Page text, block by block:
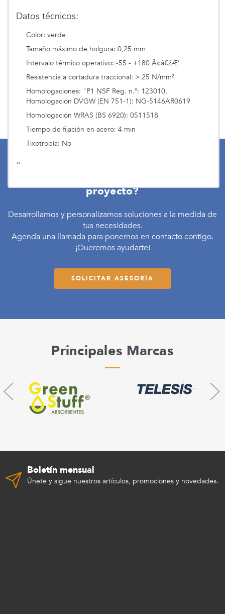
Datos técnicos:
Color: verde
Tamaño máximo de holgura: 0,25 mm
Intervalo térmico operativo: -55 - +180 Ã¢â€žÆ’
Resistencia a cortadura traccional: > 25 N/mm²
Homologaciones: "P1 NSF Reg. n.º: 123010,
Homologación DVGW (EN 751-1): NG-5146AR0619
Homologación WRAS (BS 6920): 0511518
Tiempo de fijación en acero: 4 min
Tixotropía: No
"
proyecto?
Desarrollamos y personalizamos soluciones a la medida de
tus necesidades.
Agenda una llamada para ponernos en contacto contigo.
¡Queremos ayudarte!
SOLICITAR ASESORÍA
Principales Marcas
Boletín mensual
Únete y sigue nuestros artículos, promociones y novedades.